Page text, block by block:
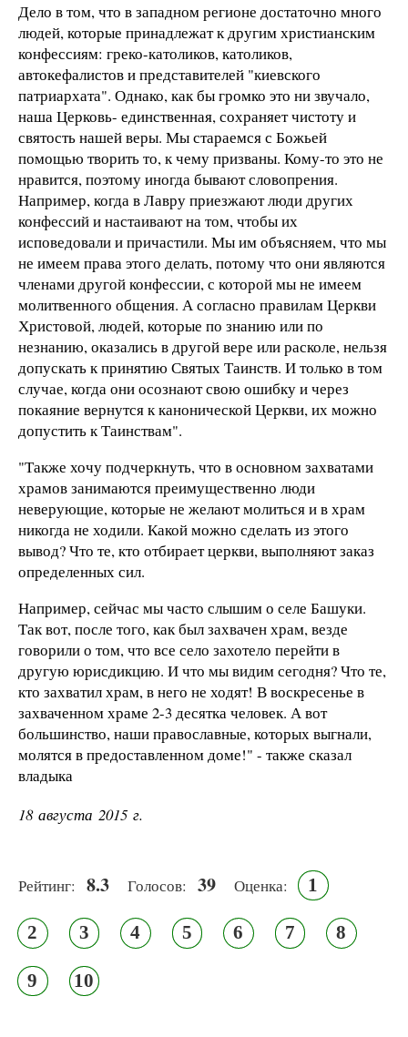
Дело в том, что в западном регионе достаточно много
людей, которые принадлежат к другим христианским
конфессиям: греко-католиков, католиков,
автокефалистов и представителей "киевского
патриархата". Однако, как бы громко это ни звучало,
наша Церковь- единственная, сохраняет чистоту и
святость нашей веры. Мы стараемся с Божьей
помощью творить то, к чему призваны. Кому-то это не
нравится, поэтому иногда бывают словопрения.
Например, когда в Лавру приезжают люди других
конфессий и настаивают на том, чтобы их
исповедовали и причастили. Мы им объясняем, что мы
не имеем права этого делать, потому что они являются
членами другой конфессии, с которой мы не имеем
молитвенного общения. А согласно правилам Церкви
Христовой, людей, которые по знанию или по
незнанию, оказались в другой вере или расколе, нельзя
допускать к принятию Святых Таинств. И только в том
случае, когда они осознают свою ошибку и через
покаяние вернутся к канонической Церкви, их можно
допустить к Таинствам".
"Также хочу подчеркнуть, что в основном захватами
храмов занимаются преимущественно люди
неверующие, которые не желают молиться и в храм
никогда не ходили. Какой можно сделать из этого
вывод? Что те, кто отбирает церкви, выполняют заказ
определенных сил.
Например, сейчас мы часто слышим о селе Башуки.
Так вот, после того, как был захвачен храм, везде
говорили о том, что все село захотело перейти в
другую юрисдикцию. И что мы видим сегодня? Что те,
кто захватил храм, в него не ходят! В воскресенье в
захваченном храме 2-3 десятка человек. А вот
большинство, наши православные, которых выгнали,
молятся в предоставленном доме!" - также сказал
владыка
18 августа 2015 г.
Рейтинг: 8.3 Голосов: 39 Оценка: 1
2 3 4 5 6 7 8
9 10